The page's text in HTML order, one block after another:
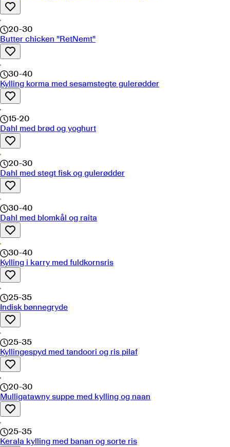
20-30
Butter chicken "RetNemt"
30-40
Kylling korma med sesamstegte gulerødder
15-20
Dahl med brød og yoghurt
20-30
Dahl med stegt fisk og gulerødder
30-40
Dahl med blomkål og raita
30-40
Kylling i karry med fuldkornsris
25-35
Indisk bønnegryde
25-35
Kyllingespyd med tandoori og ris pilaf
20-30
Mulligatawny suppe med kylling og naan
25-35
Kerala kylling med banan og sorte ris